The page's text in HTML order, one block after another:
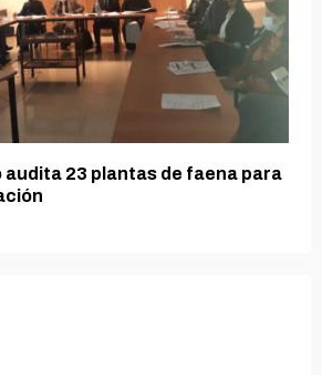
audita 23 plantas de faena para